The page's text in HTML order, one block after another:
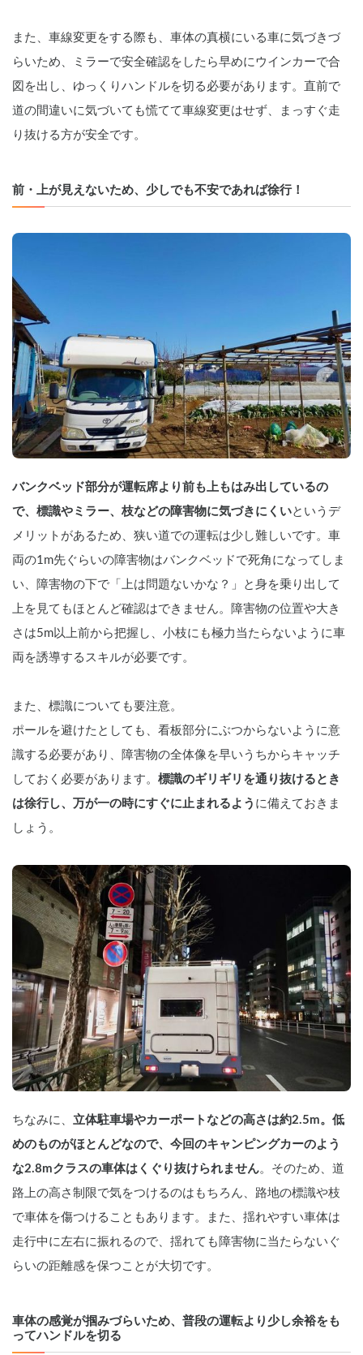
また、車線変更をする際も、車体の真横にいる車に気づきづ
らいため、ミラーで安全確認をしたら早めにウインカーで合
図を出し、ゆっくりハンドルを切る必要があります。直前で
道の間違いに気づいても慌てて車線変更はせず、まっすぐ走
り抜ける方が安全です。
前・上が見えないため、少しでも不安であれば徐行！
バンクベッド部分が運転席より前も上もはみ出しているの
で、標識やミラー、枝などの障害物に気づきにくいというデ
メリットがあるため、狭い道での運転は少し難しいです。車
両の1m先ぐらいの障害物はバンクベッドで死角になってしま
い、障害物の下で「上は問題ないかな？」と身を乗り出して
上を見てもほとんど確認はできません。障害物の位置や大き
さは5m以上前から把握し、小枝にも極力当たらないように車
両を誘導するスキルが必要です。
また、標識についても要注意。
ポールを避けたとしても、看板部分にぶつからないように意
識する必要があり、障害物の全体像を早いうちからキャッチ
しておく必要があります。 標識のギリギリを通り抜けるとき
は徐行し、万が一の時にすぐに止まれるよう に備えておきま
しょう。
ちなみに、 立体駐車場やカーポートなどの高さは約2.5m。低
めのものがほとんどなので、今回のキャンピングカーのよう
な2.8mクラスの車体はくぐり抜けられません。そのため、道
路上の高さ制限で気をつけるのはもちろん、路地の標識や枝
で車体を傷つけることもあります。また、揺れやすい車体は
走行中に左右に振れるので、揺れても障害物に当たらないぐ
らいの距離感を保つことが大切です。
車体の感覚が掴みづらいため、普段の運転より少し余裕をも
ってハンドルを切る